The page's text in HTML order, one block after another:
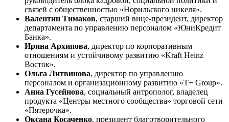
связей с общественностью «Норильского никеля».
Валентин Тимаков, старший вице-президент, директор
департамента по управлению персоналом «ЮниКредит
Банка».
Ирина Архипова, директор по корпоративным
отношениям и устойчивому развитию «Kraft Heinz
Восток».
Ольга Литвинова, директор по управлению
персоналом и организационному развитию «Т+ Group».
Анна Гусейнова, социальный антрополог, владелец
продукта «Центры местного сообщества» торговой сети
«Пятерочка».
Оксана Косаченко, президент благотворительного